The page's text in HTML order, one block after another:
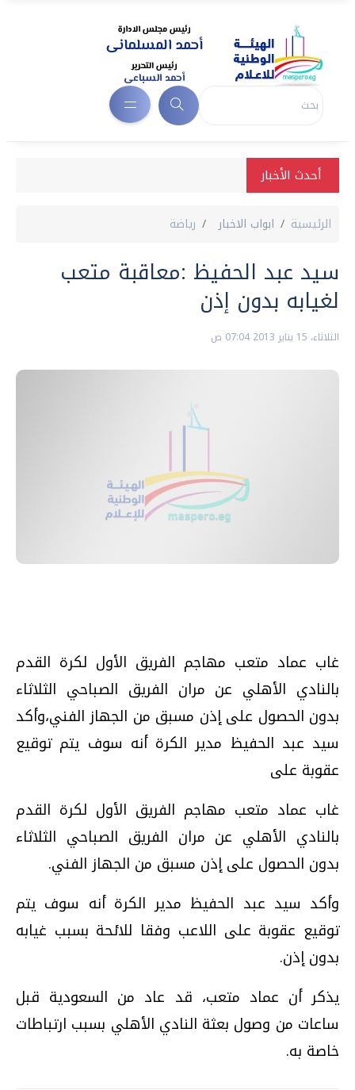
أحدث الأخبار
الرئيسية ابواب الاخبار رياضة
سيد عبد الحفيظ :معاقبة متعب
لغيابه بدون إذن
الثلاثاء، 15 يناير 2013 07:04 ص
غاب عماد متعب مهاجم الفريق الأول لكرة القدم
بالنادي الأهلي عن مران الفريق الصباحي الثلاثاء
بدون الحصول على إذن مسبق من الجهاز الفني،وأكد
سيد عبد الحفيظ مدير الكرة أنه سوف يتم توقيع
عقوبة على
غاب عماد متعب مهاجم الفريق الأول لكرة القدم
بالنادي الأهلي عن مران الفريق الصباحي الثلاثاء
بدون الحصول على إذن مسبق من الجهاز الفني.
وأكد سيد عبد الحفيظ مدير الكرة أنه سوف يتم
توقيع عقوبة على اللاعب وفقا للائحة بسبب غيابه
بدون إذن.
يذكر أن عماد متعب، قد عاد من السعودية قبل
ساعات من وصول بعثة النادي الأهلي بسبب ارتباطات
خاصة به.